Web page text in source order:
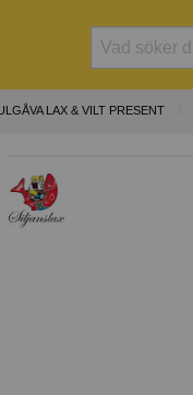
LAX & VILT PRESENT